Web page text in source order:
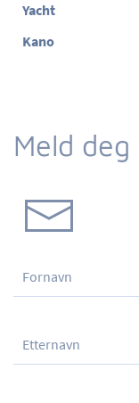
Yacht
Kano
Meld